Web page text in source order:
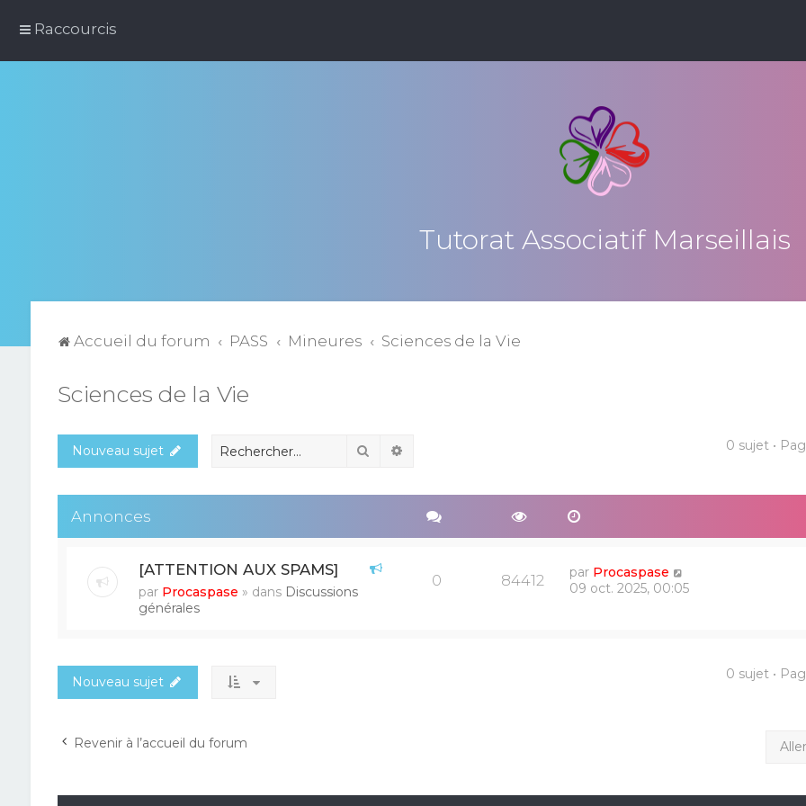
Raccourcis
Tutorat Associatif Marseillais
Accueil du forum PASS Mineures Sciences de la Vie
Sciences de la Vie
Nouveau sujet Rechercher 0 sujet •
Annonces
[ATTENTION AUX SPAMS]
par Procaspase » dans Discussions
générales
0 84412 par Procaspase
09 oct. 2025, 00:05
Nouveau sujet 0 sujet •
Revenir à l’accueil du forum Aller